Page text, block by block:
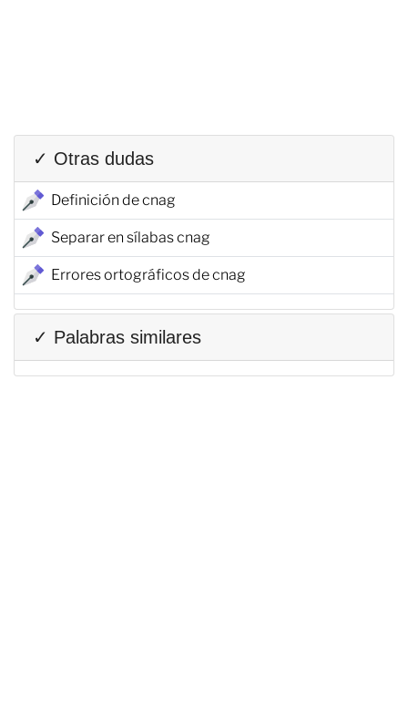
✓ Otras dudas
Definición de cnag
Separar en sílabas cnag
Errores ortográficos de cnag
✓ Palabras similares